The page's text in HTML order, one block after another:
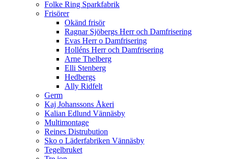
Folke Ring Sparkfabrik
Frisörer
Okänd frisör
Ragnar Sjöbergs Herr och Damfrisering
Evas Herr o Damfrisering
Holléns Herr och Damfrisering
Arne Thelberg
Elli Stenberg
Hedbergs
Ally Ridfelt
Germ
Kaj Johanssons Åkeri
Kalian Edlund Vännäsby
Multimontage
Reines Distrubution
Sko o Läderfabriken Vännäsby
Tegelbruket